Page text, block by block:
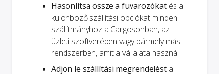
Hasonlítsa össze a fuvarozókat és a
különböző szállítási opciókat minden
szállítmányhoz a Cargosonban, az
üzleti szoftverében vagy bármely más
rendszerben, amit a vállalata használ
Adjon le szállítási megrendelést a